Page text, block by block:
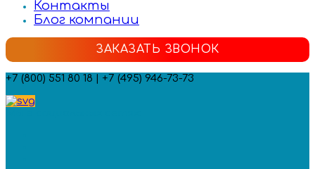
Контакты
Блог компании
ЗАКАЗАТЬ ЗВОНОК
+7 (800) 551 80 18 | +7 (495) 946-73-73